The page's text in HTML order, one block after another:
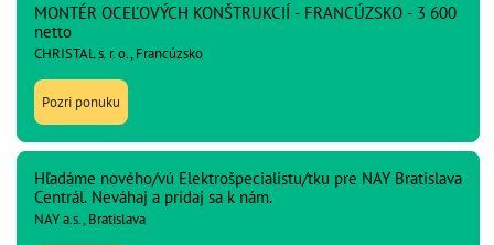
MONTÉR OCEĽOVÝCH KONŠTRUKCIÍ - FRANCÚZSKO - 3 600
netto
CHRISTAL s. r. o., Francúzsko
Pozri ponuku
Hľadáme nového/vú Elektrošpecialistu/tku pre NAY Bratislava
Centrál. Neváhaj a pridaj sa k nám.
NAY a.s., Bratislava